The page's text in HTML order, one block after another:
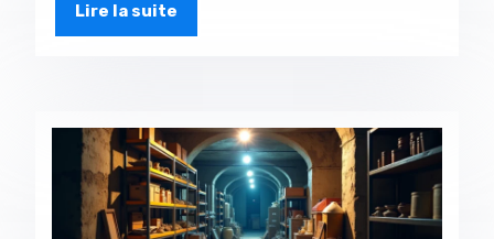
Lire la suite